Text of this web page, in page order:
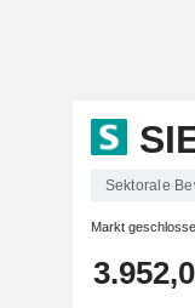
Sektorale
Markt